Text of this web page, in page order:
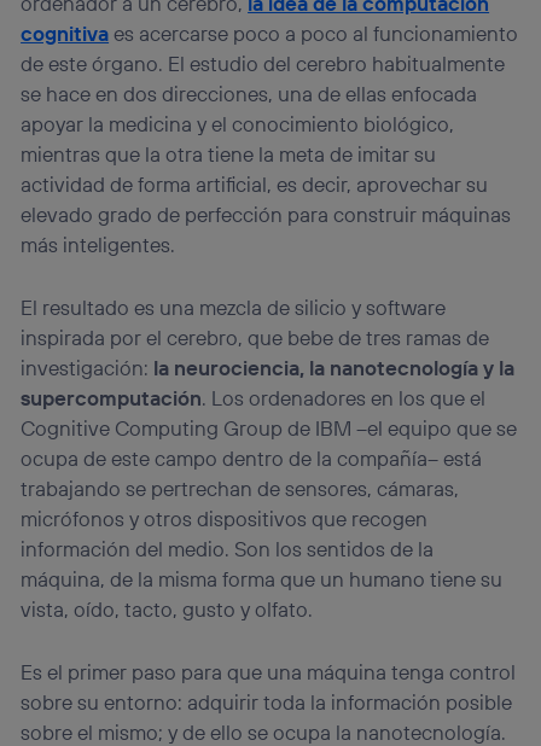
cognitivaes acercarse poco a poco al funcionamiento
de este órgano. El estudio del cerebro habitualmente
se hace en dos direcciones, una de ellas enfocada
apoyar la medicina y el conocimiento biológico,
mientras que la otra tiene la meta de imitar su
actividad de forma artificial, es decir, aprovechar su
elevado grado de perfección para construir máquinas
más inteligentes.
El resultado es una mezcla de silicio y software
inspirada por el cerebro, que bebe de tres ramas de
investigación: la neurociencia, la nanotecnología y la
supercomputación. Los ordenadores en los que el
Cognitive Computing Group de IBM –el equipo que se
ocupa de este campo dentro de la compañía– está
trabajando se pertrechan de sensores, cámaras,
micrófonos y otros dispositivos que recogen
información del medio. Son los sentidos de la
máquina, de la misma forma que un humano tiene su
vista, oído, tacto, gusto y olfato.
Es el primer paso para que una máquina tenga control
sobre su entorno: adquirir toda la información posible
sobre el mismo; y de ello se ocupa la nanotecnología.